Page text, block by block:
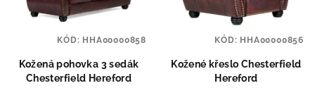
Kožená pohovka 3 sedák
Chesterfield Hereford
KÓD: HHA00000858
Kožené křeslo Chesterfield
Hereford
KÓD: HHA00000856